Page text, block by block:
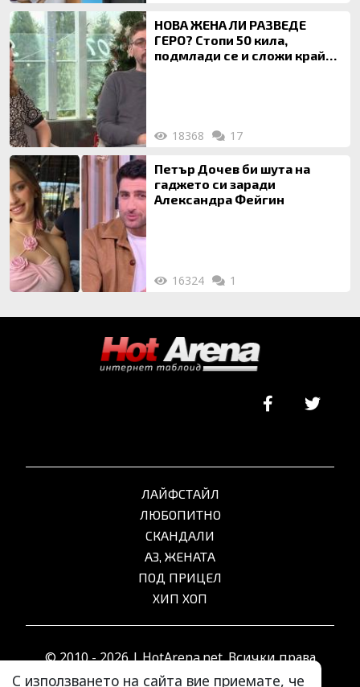
НОВА ЖЕНА ЛИ РАЗВЕДЕ
ГЕРО? Стопи 50 кила,
подмлади се и сложи край
18368 17
Петър Дочев би шута на
гаджето си заради
Александра Фейгин
16324 1
С използването на сайта вие приемате, че
ЛАЙФСТАЙЛ
ЛЮБОПИТНО
СКАНДАЛИ
АЗ, ЖЕНАТА
ПОД ПРИЦЕЛ
ХИП ХОП
© 2010 - 2026 | HotArena.net. Всички права
запазени.